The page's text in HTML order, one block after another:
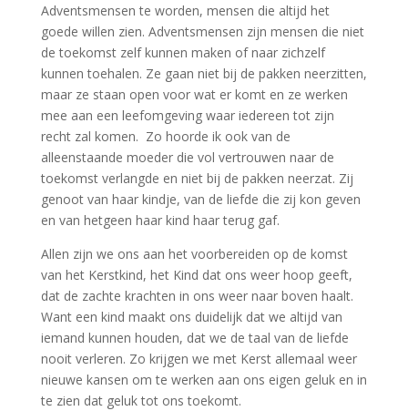
Adventsmensen te worden, mensen die altijd het
goede willen zien. Adventsmensen zijn mensen die niet
de toekomst zelf kunnen maken of naar zichzelf
kunnen toehalen. Ze gaan niet bij de pakken neerzitten,
maar ze staan open voor wat er komt en ze werken
mee aan een leefomgeving waar iedereen tot zijn
recht zal komen. Zo hoorde ik ook van de
alleenstaande moeder die vol vertrouwen naar de
toekomst verlangde en niet bij de pakken neerzat. Zij
genoot van haar kindje, van de liefde die zij kon geven
en van hetgeen haar kind haar terug gaf.
Allen zijn we ons aan het voorbereiden op de komst
van het Kerstkind, het Kind dat ons weer hoop geeft,
dat de zachte krachten in ons weer naar boven haalt.
Want een kind maakt ons duidelijk dat we altijd van
iemand kunnen houden, dat we de taal van de liefde
nooit verleren. Zo krijgen we met Kerst allemaal weer
nieuwe kansen om te werken aan ons eigen geluk en in
te zien dat geluk tot ons toekomt.